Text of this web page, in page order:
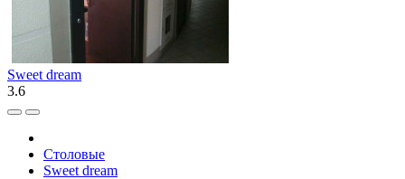
Sweet dream
3.6
Столовые
Sweet dream